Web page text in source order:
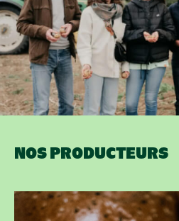
NOS PRODUCTEURS